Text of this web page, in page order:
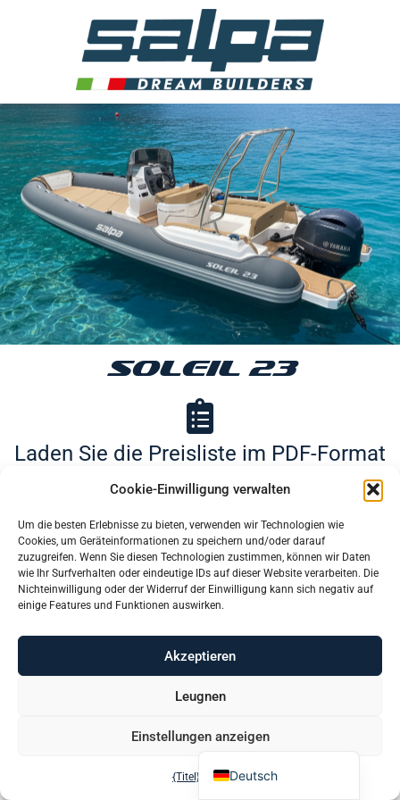
Cookie-Einwilligung verwalten
Um die besten Erlebnisse zu bieten, verwenden wir Technologien wie
Cookies, um Geräteinformationen zu speichern und/oder darauf
zuzugreifen. Wenn Sie diesen Technologien zustimmen, können wir Daten
wie Ihr Surfverhalten oder eindeutige IDs auf dieser Website verarbeiten. Die
Nichteinwilligung oder der Widerruf der Einwilligung kann sich negativ auf
einige Features und Funktionen auswirken.
Akzeptieren
Leugnen
Einstellungen anzeigen
{Titel} {Titel}
SOLEIL 23
Laden Sie die Preisliste im PDF-Format
herunter (ITA)
Preisliste als PDF herunterladen (ENG)
Finden Sie mehr
Deutsch
Italiano
Français
Hrvatski
Slovenščina
Português (AO90)